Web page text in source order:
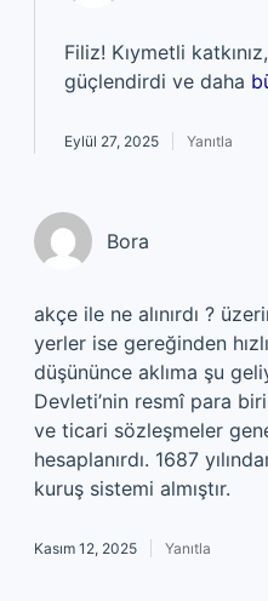
Filiz! Kıymetli
güçlendirdi ve daha
Eylül 27, 2025 Yanıtla
Bora
akçe ile ne alınırdı ?
yerler ise gereğinden
düşününce aklıma şu
Devleti’nin resmî para
ve ticari sözleşmeler
hesaplanırdı. 1687
kuruş sistemi almıştır.
Kasım 12, 2025 Yanıtla